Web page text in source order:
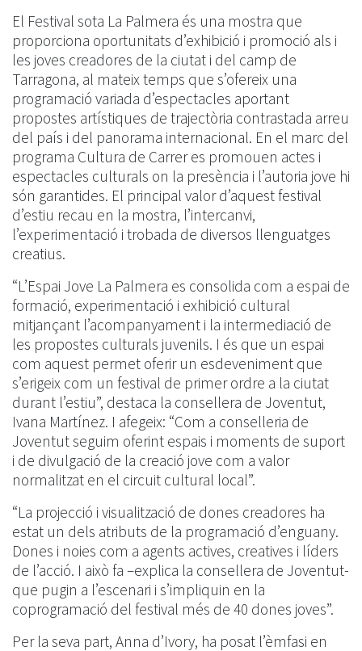
El Festival sota La Palmera és una mostra que
proporciona oportunitats d’exhibició i promoció als i
les joves creadores de la ciutat i del camp de
Tarragona, al mateix temps que s’ofereix una
programació variada d’espectacles aportant
propostes artístiques de trajectòria contrastada arreu
del país i del panorama internacional. En el marc del
programa Cultura de Carrer es promouen actes i
espectacles culturals on la presència i l’autoria jove hi
són garantides. El principal valor d’aquest festival
d’estiu recau en la mostra, l’intercanvi,
l’experimentació i trobada de diversos llenguatges
creatius.
“L’Espai Jove La Palmera es consolida com a espai de
formació, experimentació i exhibició cultural
mitjançant l’acompanyament i la intermediació de
les propostes culturals juvenils. I és que un espai
com aquest permet oferir un esdeveniment que
s’erigeix com un festival de primer ordre a la ciutat
durant l’estiu”, destaca la consellera de Joventut,
Ivana Martínez. I afegeix: “Com a conselleria de
Joventut seguim oferint espais i moments de suport
i de divulgació de la creació jove com a valor
normalitzat en el circuit cultural local”.
“La projecció i visualització de dones creadores ha
estat un dels atributs de la programació d’enguany.
Dones i noies com a agents actives, creatives i líders
de l’acció. I això fa –explica la consellera de Joventut-
que pugin a l’escenari i s’impliquin en la
coprogramació del festival més de 40 dones joves”.
Per la seva part, Anna d’Ivory, ha posat l’èmfasi en